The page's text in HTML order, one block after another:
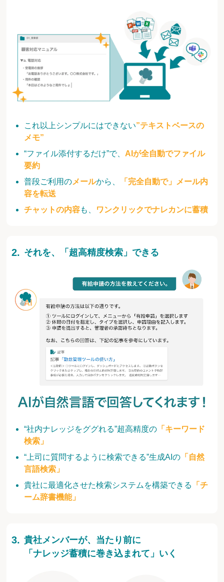
これ以上シンプルにはできない”テキストベースの
メモ”
“ファイル添付するだけ”で、 AIが全自動でファイル
要約
普段ご利用のメールから、
「完全自動で」メール内
容を転送
チャットの内容も、 ワンクリックでナレカンに蓄積
“社内ナレッジをググれる”超高精度の 「キーワード
検索」
“上司に質問するように検索できる”生成AIの 「自然
言語検索」
貴社に最適化させた検索システムを構築できる
「チ
ーム辞書機能」
それを、「超高精度検索」できる
貴社メンバーが、当たり前に
「ナレッジ蓄積に巻き込まれて」いく